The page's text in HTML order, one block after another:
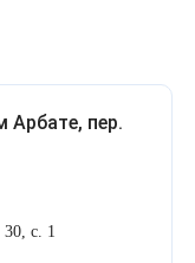
пер.
с. 1